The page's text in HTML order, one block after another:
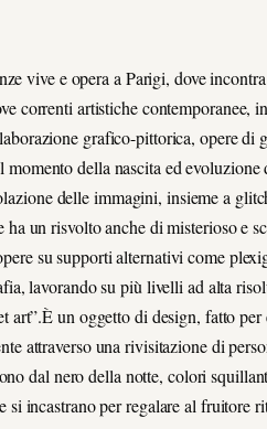
vive e opera a Parigi, dove
correnti artistiche contemporanee,
grafico-pittorica, opere di
momento della nascita ed
delle immagini, insieme a
ha un risvolto anche di misterioso e
su supporti alternativi come
lavorando su più livelli ad alta
art”.È un oggetto di design, fatto
attraverso una rivisitazione di
dal nero della notte, colori
si incastrano per regalare al